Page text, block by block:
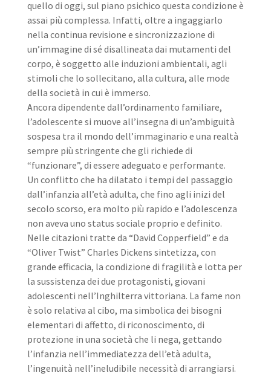
quello di oggi, sul piano psichico questa condizione è
assai più complessa. Infatti, oltre a ingaggiarlo
nella continua revisione e sincronizzazione di
un’immagine di sé disallineata dai mutamenti del
corpo, è soggetto alle induzioni ambientali, agli
stimoli che lo sollecitano, alla cultura, alle mode
della società in cui è immerso.
Ancora dipendente dall’ordinamento familiare,
l’adolescente si muove all’insegna di un’ambiguità
sospesa tra il mondo dell’immaginario e una realtà
sempre più stringente che gli richiede di
“funzionare”, di essere adeguato e performante.
Un conflitto che ha dilatato i tempi del passaggio
dall’infanzia all’età adulta, che fino agli inizi del
secolo scorso, era molto più rapido e l’adolescenza
non aveva uno status sociale proprio e definito.
Nelle citazioni tratte da “David Copperfield” e da
“Oliver Twist” Charles Dickens sintetizza, con
grande efficacia, la condizione di fragilità e lotta per
la sussistenza dei due protagonisti, giovani
adolescenti nell’Inghilterra vittoriana. La fame non
è solo relativa al cibo, ma simbolica dei bisogni
elementari di affetto, di riconoscimento, di
protezione in una società che li nega, gettando
l’infanzia nell’immediatezza dell’età adulta,
l’ingenuità nell’ineludibile necessità di arrangiarsi.